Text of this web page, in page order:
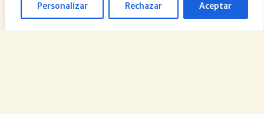
Personalizar Rechazar Aceptar